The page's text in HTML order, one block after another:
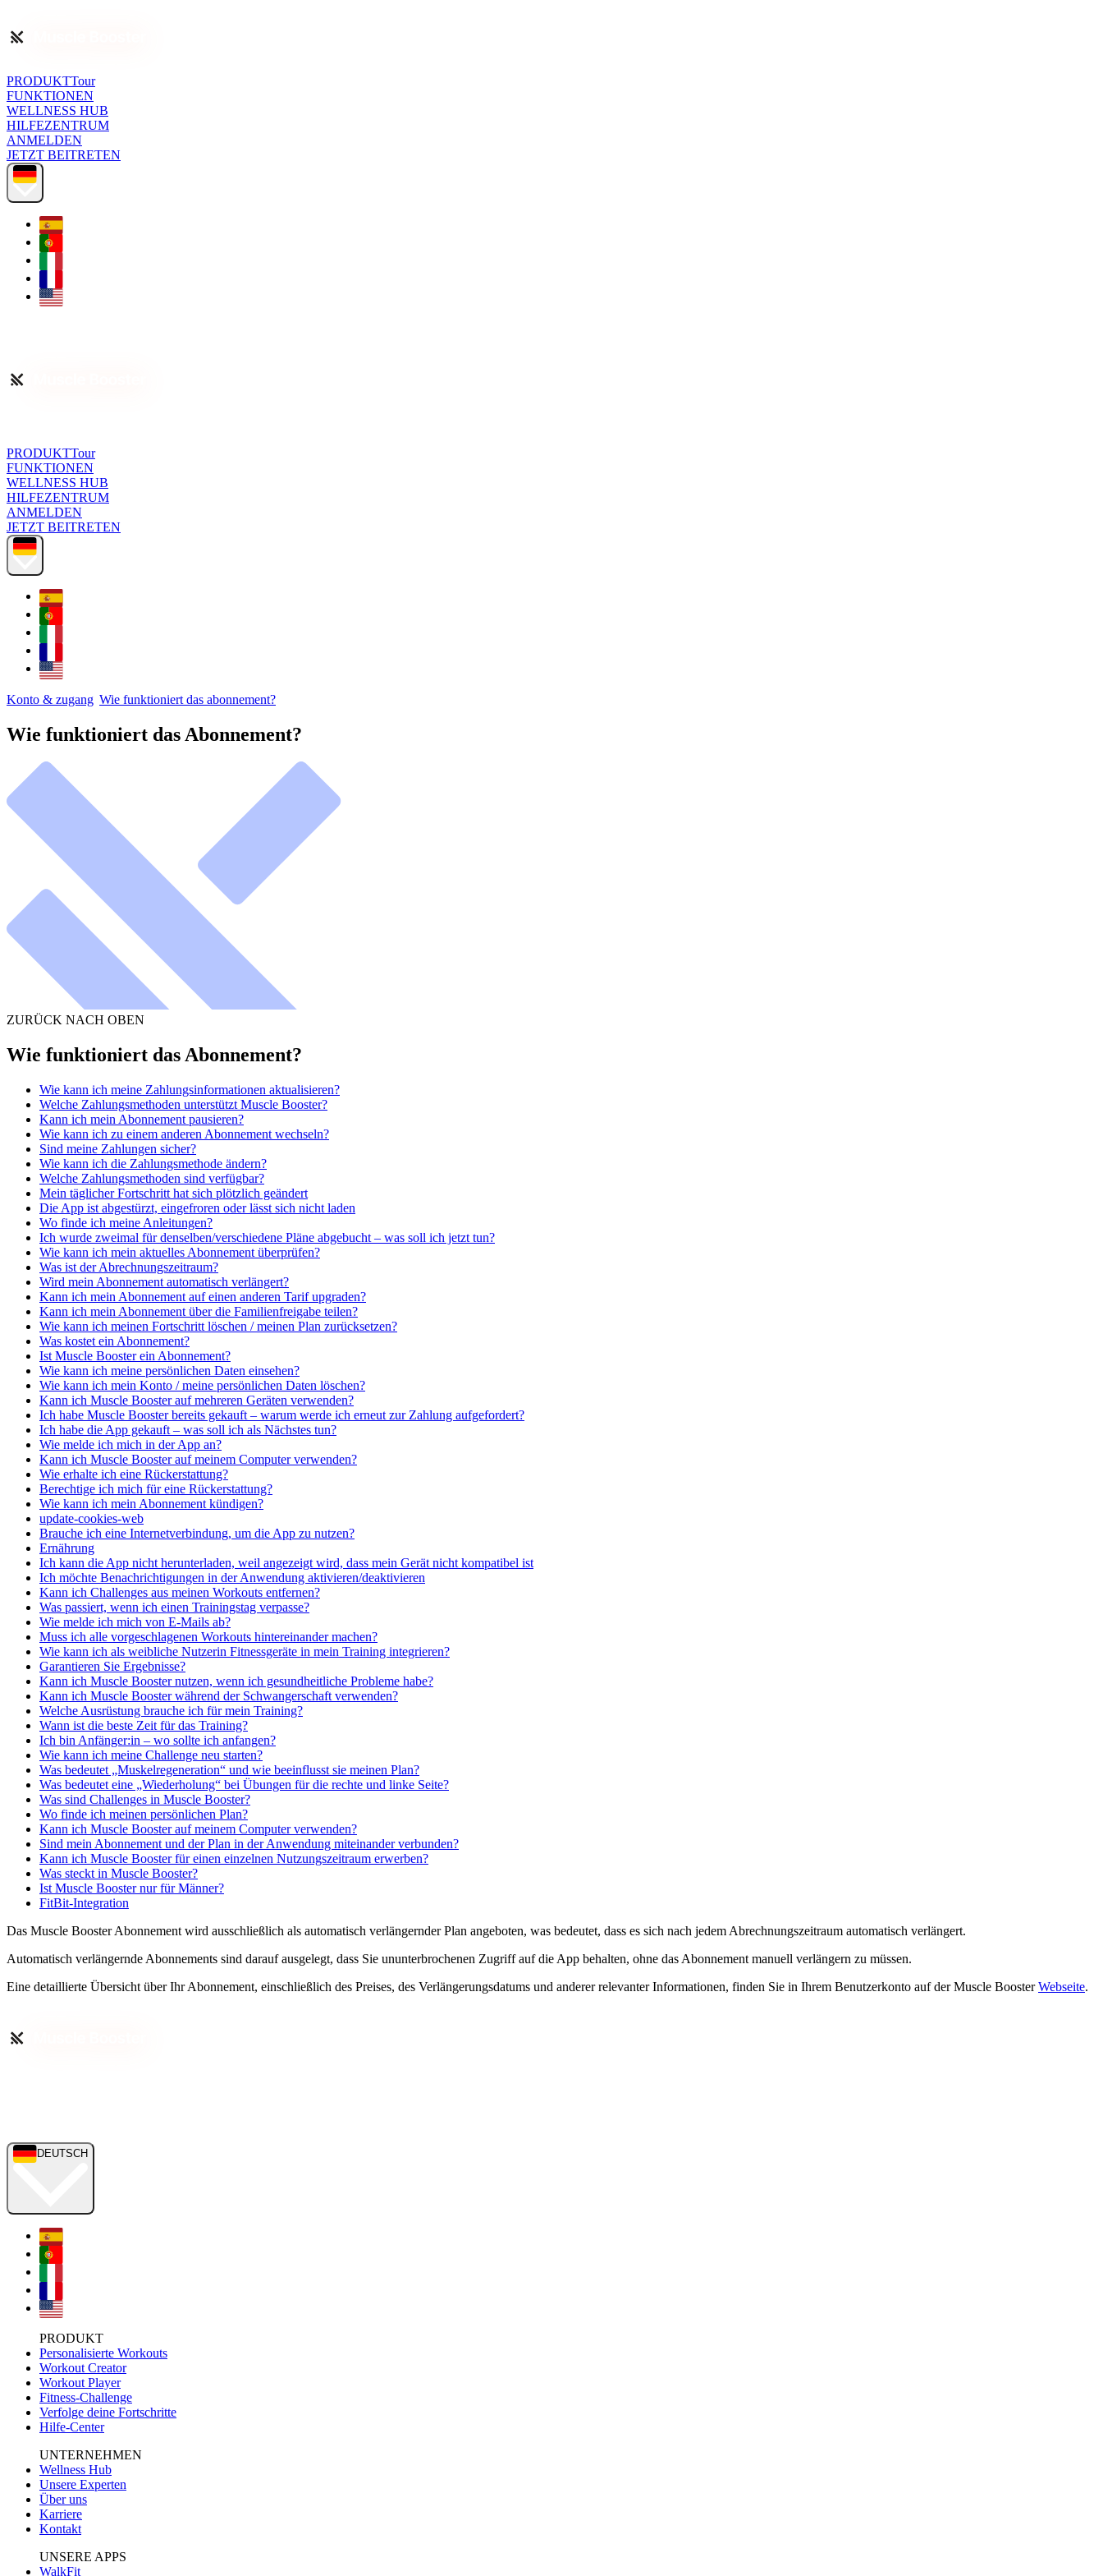
PRODUKTTour
FUNKTIONEN
WELLNESS HUB
HILFEZENTRUM
ANMELDEN
JETZT BEITRETEN
PRODUKTTour
FUNKTIONEN
WELLNESS HUB
HILFEZENTRUM
ANMELDEN
JETZT BEITRETEN
Konto & zugang Wie funktioniert das abonnement?
Wie funktioniert das Abonnement?
ZURÜCK NACH OBEN
Wie funktioniert das Abonnement?
Wie kann ich meine Zahlungsinformationen aktualisieren?
Welche Zahlungsmethoden unterstützt Muscle Booster?
Kann ich mein Abonnement pausieren?
Wie kann ich zu einem anderen Abonnement wechseln?
Sind meine Zahlungen sicher?
Wie kann ich die Zahlungsmethode ändern?
Welche Zahlungsmethoden sind verfügbar?
Mein täglicher Fortschritt hat sich plötzlich geändert
Die App ist abgestürzt, eingefroren oder lässt sich nicht laden
Wo finde ich meine Anleitungen?
Ich wurde zweimal für denselben/verschiedene Pläne abgebucht – was soll ich jetzt tun?
Wie kann ich mein aktuelles Abonnement überprüfen?
Was ist der Abrechnungszeitraum?
Wird mein Abonnement automatisch verlängert?
Kann ich mein Abonnement auf einen anderen Tarif upgraden?
Kann ich mein Abonnement über die Familienfreigabe teilen?
Wie kann ich meinen Fortschritt löschen / meinen Plan zurücksetzen?
Was kostet ein Abonnement?
Ist Muscle Booster ein Abonnement?
Wie kann ich meine persönlichen Daten einsehen?
Wie kann ich mein Konto / meine persönlichen Daten löschen?
Kann ich Muscle Booster auf mehreren Geräten verwenden?
Ich habe Muscle Booster bereits gekauft – warum werde ich erneut zur Zahlung aufgefordert?
Ich habe die App gekauft – was soll ich als Nächstes tun?
Wie melde ich mich in der App an?
Kann ich Muscle Booster auf meinem Computer verwenden?
Wie erhalte ich eine Rückerstattung?
Berechtige ich mich für eine Rückerstattung?
Wie kann ich mein Abonnement kündigen?
update-cookies-web
Brauche ich eine Internetverbindung, um die App zu nutzen?
Ernährung
Ich kann die App nicht herunterladen, weil angezeigt wird, dass mein Gerät nicht kompatibel ist
Ich möchte Benachrichtigungen in der Anwendung aktivieren/deaktivieren
Kann ich Challenges aus meinen Workouts entfernen?
Was passiert, wenn ich einen Trainingstag verpasse?
Wie melde ich mich von E-Mails ab?
Muss ich alle vorgeschlagenen Workouts hintereinander machen?
Wie kann ich als weibliche Nutzerin Fitnessgeräte in mein Training integrieren?
Garantieren Sie Ergebnisse?
Kann ich Muscle Booster nutzen, wenn ich gesundheitliche Probleme habe?
Kann ich Muscle Booster während der Schwangerschaft verwenden?
Welche Ausrüstung brauche ich für mein Training?
Wann ist die beste Zeit für das Training?
Ich bin Anfänger:in – wo sollte ich anfangen?
Wie kann ich meine Challenge neu starten?
Was bedeutet „Muskelregeneration“ und wie beeinflusst sie meinen Plan?
Was bedeutet eine „Wiederholung“ bei Übungen für die rechte und linke Seite?
Was sind Challenges in Muscle Booster?
Wo finde ich meinen persönlichen Plan?
Kann ich Muscle Booster auf meinem Computer verwenden?
Sind mein Abonnement und der Plan in der Anwendung miteinander verbunden?
Kann ich Muscle Booster für einen einzelnen Nutzungszeitraum erwerben?
Was steckt in Muscle Booster?
Ist Muscle Booster nur für Männer?
FitBit-Integration
Das Muscle Booster Abonnement wird ausschließlich als automatisch verlängernder Plan angeboten, was bedeutet, dass es sich nach jedem Abrechnungszeitraum automatisch verlängert.
Automatisch verlängernde Abonnements sind darauf ausgelegt, dass Sie ununterbrochenen Zugriff auf die App behalten, ohne das Abonnement manuell verlängern zu müssen.
Eine detaillierte Übersicht über Ihr Abonnement, einschließlich des Preises, des Verlängerungsdatums und anderer relevanter Informationen, finden Sie in Ihrem Benutzerkonto auf der Muscle BoosterWebseite.
DEUTSCH
PRODUKT
Personalisierte Workouts
Workout Creator
Workout Player
Fitness-Challenge
Verfolge deine Fortschritte
Hilfe-Center
UNTERNEHMEN
Wellness Hub
Unsere Experten
Über uns
Karriere
Kontakt
UNSERE APPS
WalkFit